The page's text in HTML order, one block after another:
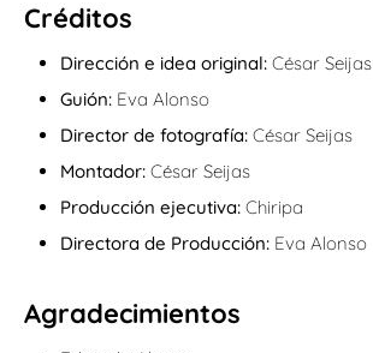
Créditos
Dirección e idea original: César Seijas
Guión: Eva Alonso
Director de fotografía: César Seijas
Montador: César Seijas
Producción ejecutiva: Chiripa
Directora de Producción: Eva Alonso
Agradecimientos